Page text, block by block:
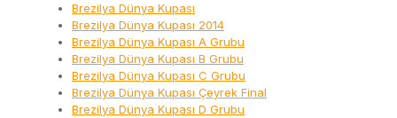
Brezilya Dünya Kupası
Brezilya Dünya Kupası 2014
Brezilya Dünya Kupası A Grubu
Brezilya Dünya Kupası B Grubu
Brezilya Dünya Kupası C Grubu
Brezilya Dünya Kupası Çeyrek Final
Brezilya Dünya Kupası D Grubu